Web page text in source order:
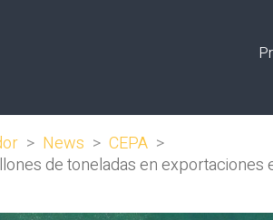
> News > CEPA >
de toneladas en